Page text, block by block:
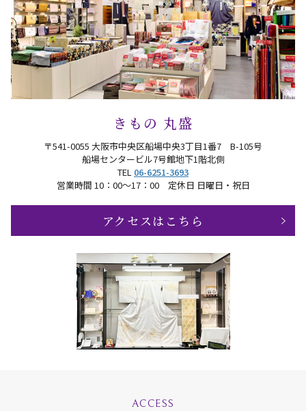
きもの 丸盛
〒541-0055 大阪市中央区船場中央3丁目1番7 B-105号
船場センタービル7号館地下1階北側
TEL 06-6251-3693
営業時間 10：00〜17：00 定休日 日曜日・祝日
アクセスはこちら
ACCESS